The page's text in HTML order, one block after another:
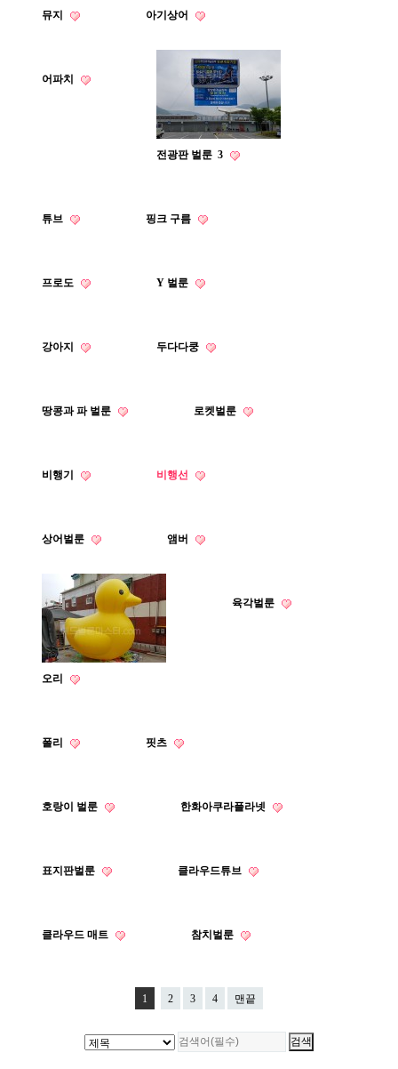
뮤지 아기상어
어파치
전광판 벌룬 3
튜브 핑크 구름
프로도 Y 벌룬
강아지 두다다쿵
땅콩과 파 벌룬 로켓벌룬
비행기 비행선
상어벌룬 앰버
오리
육각벌룬
폴리 핏츠
호랑이 벌룬 한화아쿠라플라넷
표지판벌룬 클라우드튜브
클라우드 매트 참치벌룬
1 2 3 4 맨끝